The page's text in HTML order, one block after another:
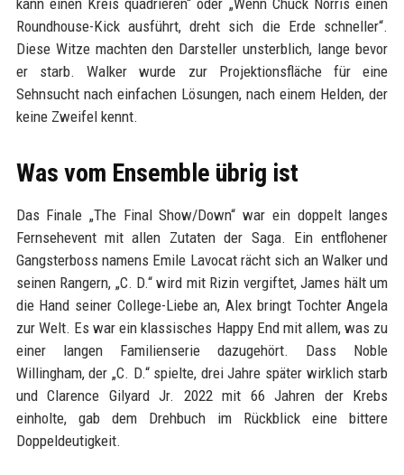
kann einen Kreis quadrieren“ oder „Wenn Chuck Norris einen
Roundhouse-Kick ausführt, dreht sich die Erde schneller“.
Diese Witze machten den Darsteller unsterblich, lange bevor
er starb. Walker wurde zur Projektionsfläche für eine
Sehnsucht nach einfachen Lösungen, nach einem Helden, der
keine Zweifel kennt.
Was vom Ensemble übrig ist
Das Finale „The Final Show/Down“ war ein doppelt langes
Fernsehevent mit allen Zutaten der Saga. Ein entflohener
Gangsterboss namens Emile Lavocat rächt sich an Walker und
seinen Rangern, „C. D.“ wird mit Rizin vergiftet, James hält um
die Hand seiner College-Liebe an, Alex bringt Tochter Angela
zur Welt. Es war ein klassisches Happy End mit allem, was zu
einer langen Familienserie dazugehört. Dass Noble
Willingham, der „C. D.“ spielte, drei Jahre später wirklich starb
und Clarence Gilyard Jr. 2022 mit 66 Jahren der Krebs
einholte, gab dem Drehbuch im Rückblick eine bittere
Doppeldeutigkeit.